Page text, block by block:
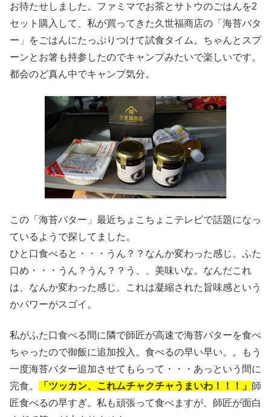
お待たせしました。ファミマでお茶とサトウのごはんを2
セット購入して、私が買ってきた久世福商店の「海苔バタ
ー」をごはんにたっぷりつけて試食タイム。ちゃんとスプ
ーンとお箸も持参したのでキャンプみたいで楽しいです。
都会のど真ん中でキャンプ気分。
この「海苔バター」最近ちょこちょこテレビで話題になっ
ているようで探してました。
ひと口食べると・・・うん？？なんか変わった感じ。ふた
口め・・・うん？うん？？う、、美味いな。なんだこれ
は、なんか変わった感じ。これは凝縮された旨味感という
かパワーがスゴイ。
私がふた口食べる間に隣で師匠が高速で海苔バターを食べ
ちゃったので御飯に追加投入。食べるの早い早い。。もう
一度海苔バター追加させてもらって・・・あっという間に
完食。
「ツッカン、これムチャクチャうまいわ！！！」 師
匠食べるの早すぎ。私も頑張って食べますが、師匠が面白